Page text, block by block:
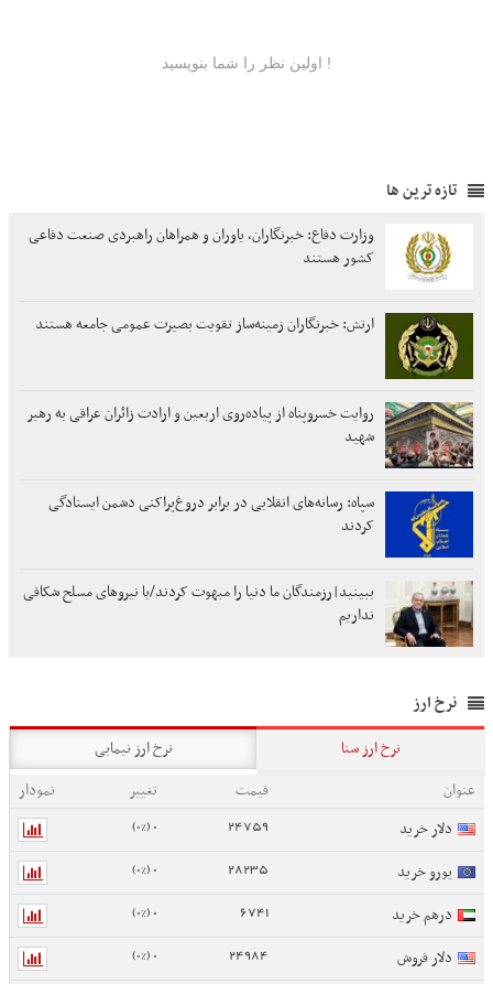
تازه ترین ها
وزارت دفاع: خبرنگاران، یاوران و همراهان راهبردی صنعت دفاعی
کشور هستند
ارتش: خبرنگاران زمینه‌ساز تقویت بصیرت عمومی جامعه هستند
روایت خسروپناه از پیاده‌روی اربعین و ارادت زائران عراقی به رهبر
شهید
سپاه: رسانه‌های انقلابی در برابر دروغ‌پراکنی دشمن ایستادگی
کردند
ببینید|رزمندگان ما دنیا را مبهوت کردند/با نیروهای مسلح شکافی
نداریم
نرخ ارز
نرخ ارز سنا
نرخ ارز نیمایی
عنوان
قیمت تغییر
نمودار
دلار خرید
24759
0 (0%)
یورو خرید 28235
0 (0%)
درهم خرید 6741
0 (0%)
دلار فروش 24984
0 (0%)